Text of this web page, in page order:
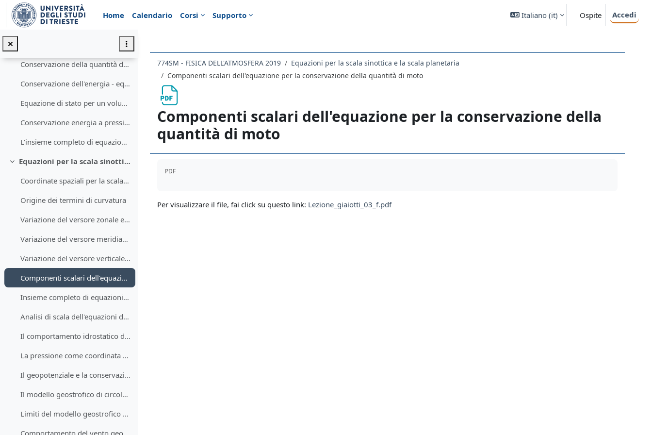
Vai al contenuto principale
Home
Calendario Corsi Supporto Italiano ‎(it)‎ Ospite Accedi
Le forze di volume
Conservazione della quantità di moto - in sistema di riferimento inerziale
Conservazione della quantità di moto - in sistema di riferimento rotante
Conservazione dell'energia - equazione della conservazione dell'energia
Equazione di stato per un volume di gas atmosferico
Conservazione energia a pressione costante
L'insieme completo di equazioni per la fisica dell'atmosfera
Minimizza
Equazioni per la scala sinottica e la scala planetaria
Coordinate spaziali per la scala sinottica e planetaria
Origine dei termini di curvatura
Variazione del versore zonale e suoi termini di curvatura
Variazione del versore meridiano e suoi termini di curvatura
Variazione del versore verticale e suoi termini di curvatura
Componenti scalari dell'equazione per la conservazione della quantità di moto
Insieme completo di equazioni della fisica dell'atmosfera alla scala sinottica
Analisi di scala dell'equazioni della fisica dell'atmosfera per fenomeni sinottici
Il comportamento idrostatico dell'atmosfera alla scala sinottica
La pressione come coordinata verticale e la relazione tra gradienti orizzontali
Il geopotenziale e la conservazione della quantità di moto in coordinate isobariche
Il modello geostrofico di circolazione atmosferica alla scala sinottica
Limiti del modello geostrofico alla superficie planetaria
774SM - FISICA DELL'ATMOSFERA 2019
Equazioni per la scala sinottica e la scala planetaria
Componenti scalari dell'equazione per la conservazione della quantità di moto
Componenti scalari dell'equazione per la conservazione della
quantità di moto
PDF
Per visualizzare il file, fai click su questo link: Lezione_giaiotti_03_f.pdf